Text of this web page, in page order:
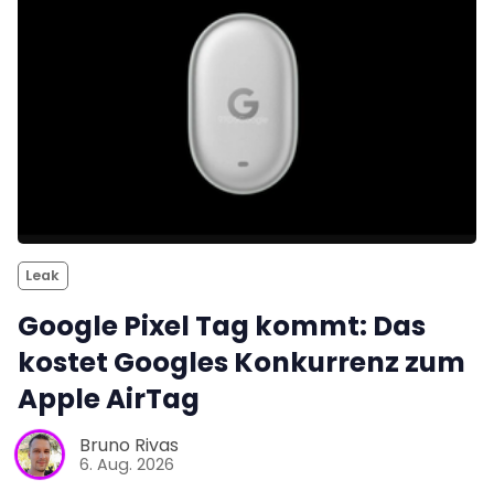
Leak
Google Pixel Tag kommt: Das
kostet Googles Konkurrenz zum
Apple AirTag
Bruno Rivas
6. Aug. 2026